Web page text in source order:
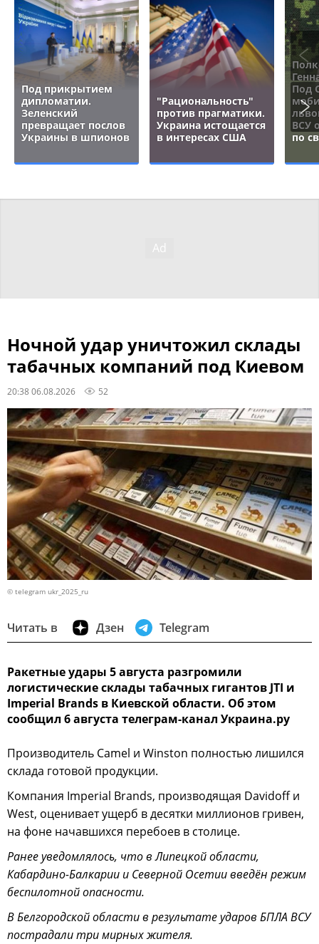
Под прикрытием
дипломатии.
Зеленский
превращает послов
Украины в шпионов
"Рациональность"
против прагматики.
Украина истощается
в интересах США
Под
ВСУ
по
Ночной удар уничтожил склады
табачных компаний под Киевом
20:38 06.08.2026 52
© telegram ukr_2025_ru
Читать в Дзен Telegram
Ракетные удары 5 августа разгромили
логистические склады табачных гигантов JTI и
Imperial Brands в Киевской области. Об этом
сообщил 6 августа телеграм-канал Украина.ру
Производитель Camel и Winston полностью лишился
склада готовой продукции.
Компания Imperial Brands, производящая Davidoff и
West, оценивает ущерб в десятки миллионов гривен,
на фоне начавшихся перебоев в столице.
Ранее уведомлялось, что в Липецкой области,
Кабардино-Балкарии и Северной Осетии введён режим
беспилотной опасности.
В Белгородской области в результате ударов БПЛА ВСУ
пострадали три мирных жителя.